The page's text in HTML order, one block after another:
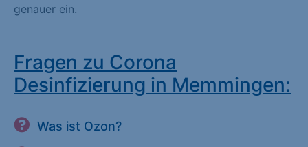
genauer ein.
Fragen zu Corona
Desinfizierung in Memmingen:
Was ist Ozon?